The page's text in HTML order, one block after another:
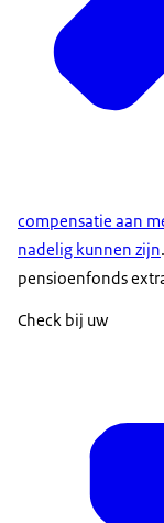
compensatie aan
nadelig kunnen zijn
pensioenfonds
Check bij uw